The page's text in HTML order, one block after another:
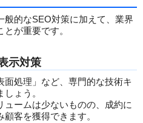
般的なSEO対策に加えて、業界
が重要です。
示対策
面処理」など、専門的な技術キ
ょう。
ュームは少ないものの、成約に
客を獲得できます。